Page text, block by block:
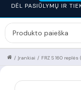
DĖL PASIŪLYMŲ IR
FRZ S 160
/
Įrankiai
/